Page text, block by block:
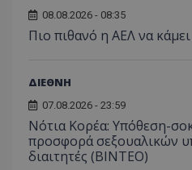
08.08.2026 - 08:35
Πιο πιθανό η ΑΕΛ να
ΔΙΕΘΝΗ
07.08.2026 - 23:59
Νότια Κορέα: Υπόθεση-σοκ
προσφορά σεξουαλικών
διαιτητές (BINTEO)